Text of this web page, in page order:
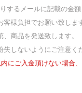
するメールに記載の金額
様負担でお願い致しま
商品を発送致します。
しないようにご注意く
にご入金頂けない場合